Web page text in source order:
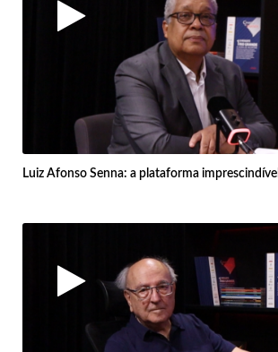
Luiz Afonso Senna: a plataforma imprescindível